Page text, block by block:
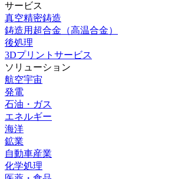
サービス
真空精密鋳造
鋳造用超合金（高温合金）
後処理
3Dプリントサービス
ソリューション
航空宇宙
発電
石油・ガス
エネルギー
海洋
鉱業
自動車産業
化学処理